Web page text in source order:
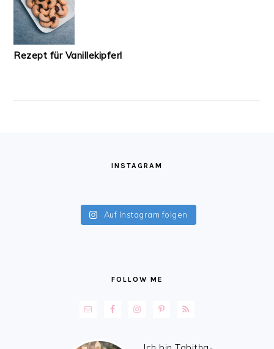
Rezept für Vanillekipferl
INSTAGRAM
Auf Instagram folgen
FOLLOW ME